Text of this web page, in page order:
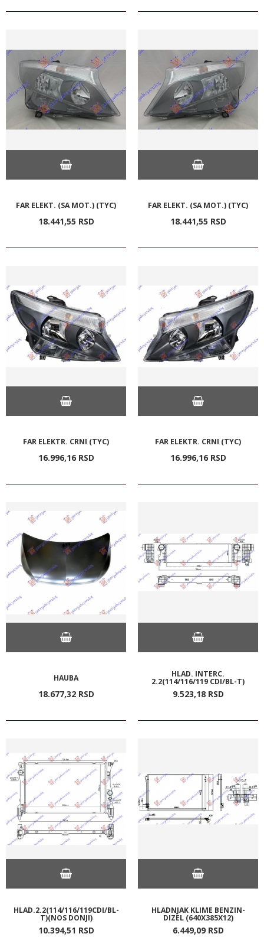
FAR ELEKT. (SA MOT.) (TYC)
18.441,55 RSD
FAR ELEKT. (SA MOT.) (TYC)
18.441,55 RSD
FAR ELEKTR. CRNI (TYC)
16.996,16 RSD
FAR ELEKTR. CRNI (TYC)
16.996,16 RSD
HAUBA
18.677,32 RSD
HLAD. INTERC.
2.2(114/116/119 CDI/BL-T)
9.523,18 RSD
HLAD.2.2(114/116/119CDI/BL-
T)(NOS DONJI)
10.394,51 RSD
HLADNJAK KLIME BENZIN-
DIZEL (640X385X12)
6.449,09 RSD